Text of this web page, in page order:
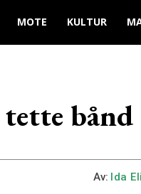
MOTE KULTUR
Av: Ida